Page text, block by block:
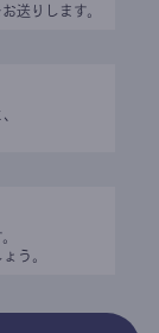
送りします。
う。